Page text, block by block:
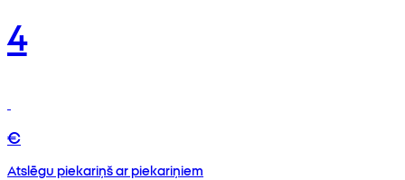
4
€
Atslēgu piekariņš ar piekariņiem